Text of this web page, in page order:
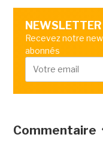
NEWSLETTER
Recevez notre
abonnés
Commentaire